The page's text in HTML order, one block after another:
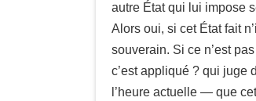
autre État qui lui impose
Alors oui, si cet État fait
souverain. Si ce n’est
c’est appliqué ? qui juge
l’heure actuelle — que